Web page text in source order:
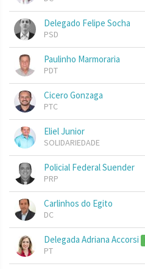
Delegado Felipe Socha
PSD
Paulinho Marmoraria
PDT
Cicero Gonzaga
PTC
Eliel Junior
SOLIDARIEDADE
Policial Federal Suender
PRP
Carlinhos do Egito
DC
Delegada Adriana Accorsi
PT